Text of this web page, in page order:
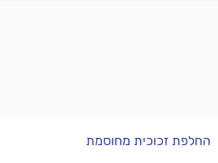
החלפת זכוכית מחוסמת